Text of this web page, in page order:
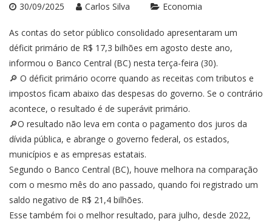
30/09/2025 Carlos Silva Economia
As contas do setor público consolidado apresentaram um
déficit primário de R$ 17,3 bilhões em agosto deste ano,
informou o Banco Central (BC) nesta terça-feira (30).
🔎 O déficit primário ocorre quando as receitas com tributos e
impostos ficam abaixo das despesas do governo. Se o contrário
acontece, o resultado é de superávit primário.
🔎O resultado não leva em conta o pagamento dos juros da
dívida pública, e abrange o governo federal, os estados,
municípios e as empresas estatais.
Segundo o Banco Central (BC), houve melhora na comparação
com o mesmo mês do ano passado, quando foi registrado um
saldo negativo de R$ 21,4 bilhões.
Esse também foi o melhor resultado, para julho, desde 2022,